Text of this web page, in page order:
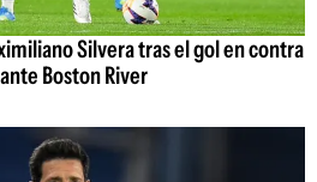
Silvera tras el gol en contra
Boston River